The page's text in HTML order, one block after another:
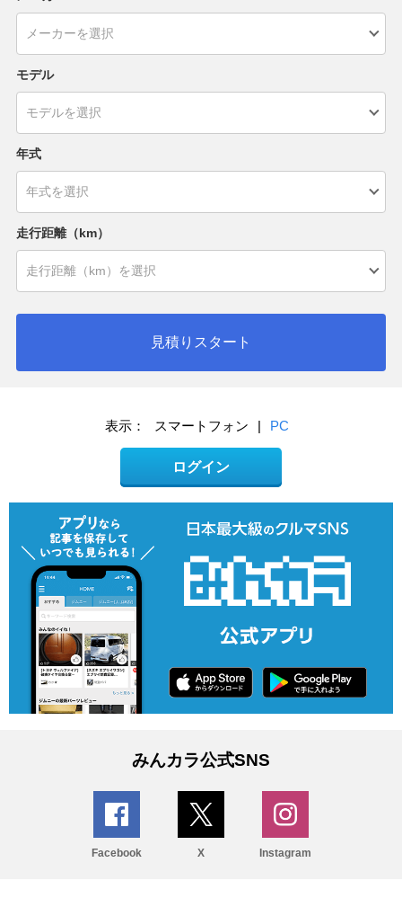
モデル
年式
走行距離（km）
見積りスタート
表示： スマートフォン | PC
ログイン
みんカラ公式SNS
Facebook X Instagram